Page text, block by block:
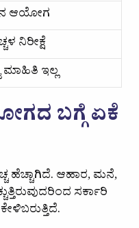
ಆಯೋಗ
ನಿರೀಕ್ಷೆ
ಮಾಹಿತಿ ಇಲ್ಲ
ಬಗ್ಗೆ ಏಕೆ
ಹೆಚ್ಚಾಗಿದೆ. ಆಹಾರ, ಮನೆ,
ಸರ್ಕಾರಿ